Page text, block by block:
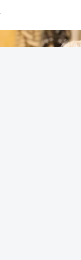
Infantaria da
e o Curso